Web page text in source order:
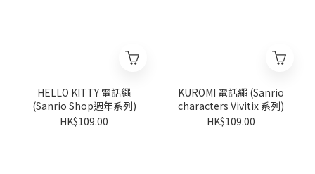
HELLO KITTY 電話繩
(Sanrio Shop週年系列)
HK$109.00
KUROMI 電話繩 (Sanrio
characters Vivitix 系列)
HK$109.00